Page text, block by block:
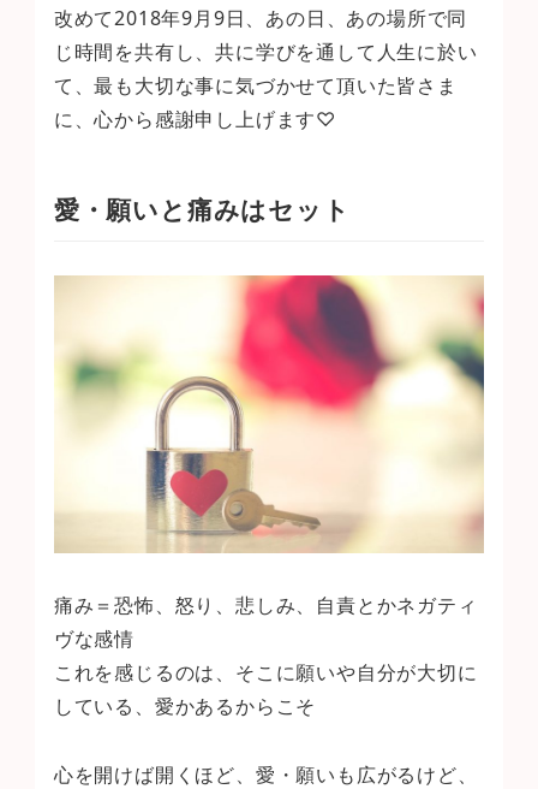
改めて2018年9月9日、あの日、あの場所で同
じ時間を共有し、共に学びを通して人生に於い
て、最も大切な事に気づかせて頂いた皆さま
に、心から感謝申し上げます♡
愛・願いと痛みはセット
痛み＝恐怖、怒り、悲しみ、自責とかネガティ
ヴな感情
これを感じるのは、そこに願いや自分が大切に
している、愛かあるからこそ
心を開けば開くほど、愛・願いも広がるけど、